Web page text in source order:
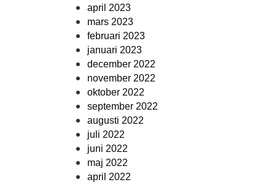
april 2023
mars 2023
februari 2023
januari 2023
december 2022
november 2022
oktober 2022
september 2022
augusti 2022
juli 2022
juni 2022
maj 2022
april 2022